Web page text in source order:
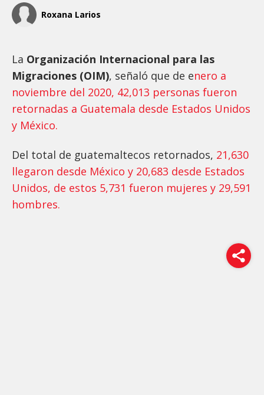
Roxana Larios
La Organización Internacional para las
Migraciones (OIM), señaló que de enero a
noviembre del 2020, 42,013 personas fueron
retornadas a Guatemala desde Estados Unidos
y México.
Del total de guatemaltecos retornados, 21,630
llegaron desde México y 20,683 desde Estados
Unidos, de estos 5,731 fueron mujeres y 29,591
hombres.